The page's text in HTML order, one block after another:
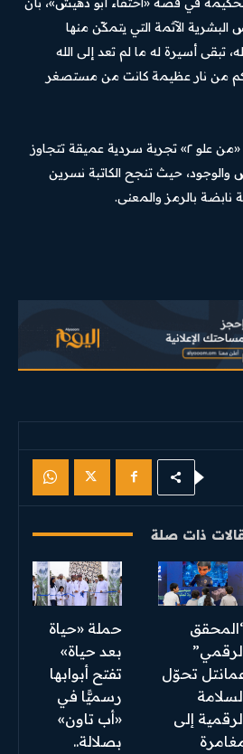
الآثمة التي يتمكّن منها
تبقى أسيرة له ما لم تعد إلى الله
من نار عظيمة كانت من مستصغر
وفي الختام، تقدّم مجموعة «من علو ٢» تجربة سردية عميقة تتجاوز
والوجود، حيث تنجح الكاتبة نسرين
بالرمز والمعنى.
ذات صلة
تحوّل
إلى
​حملة «حياة
بعد حياة»
تفتح أبوابها
رسميًّا في
«أب تاون»
بصلالة..